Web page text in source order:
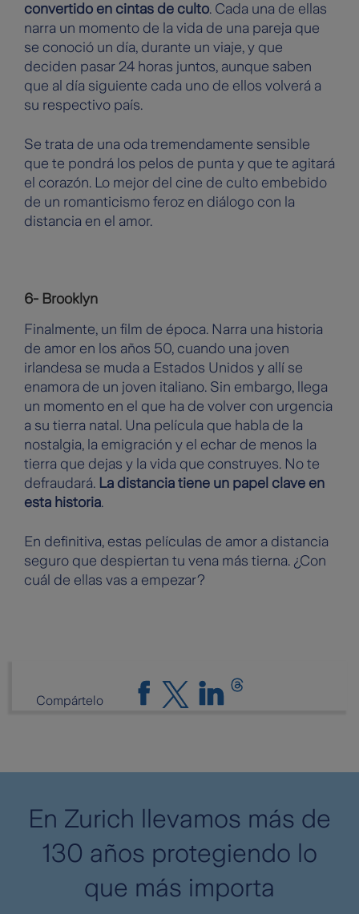
convertido en cintas de culto. Cada una de ellas
narra un momento de la vida de una pareja que
se conoció un día, durante un viaje, y que
deciden pasar 24 horas juntos, aunque saben
que al día siguiente cada uno de ellos volverá a
su respectivo país.
Se trata de una oda tremendamente sensible
que te pondrá los pelos de punta y que te agitará
el corazón. Lo mejor del cine de culto embebido
de un romanticismo feroz en diálogo con la
distancia en el amor.
6- Brooklyn
Finalmente, un film de época. Narra una historia
de amor en los años 50, cuando una joven
irlandesa se muda a Estados Unidos y allí se
enamora de un joven italiano. Sin embargo, llega
un momento en el que ha de volver con urgencia
a su tierra natal. Una película que habla de la
nostalgia, la emigración y el echar de menos la
tierra que dejas y la vida que construyes. No te
defraudará. La distancia tiene un papel clave en
esta historia.
En definitiva, estas películas de amor a distancia
seguro que despiertan tu vena más tierna. ¿Con
cuál de ellas vas a empezar?
Compártelo
En Zurich llevamos más de
130 años protegiendo lo
que más importa